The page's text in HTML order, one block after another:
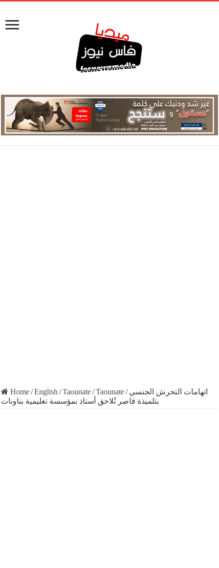
Home/English /Taounate/Taounate/ اتهامات التحرش الجنسي
بتلميذة قاصر تُلاحق أستاذ بمؤسسة تعليمية بتاونات